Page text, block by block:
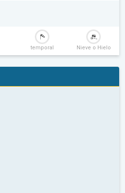
temporal Nieve o Hielo